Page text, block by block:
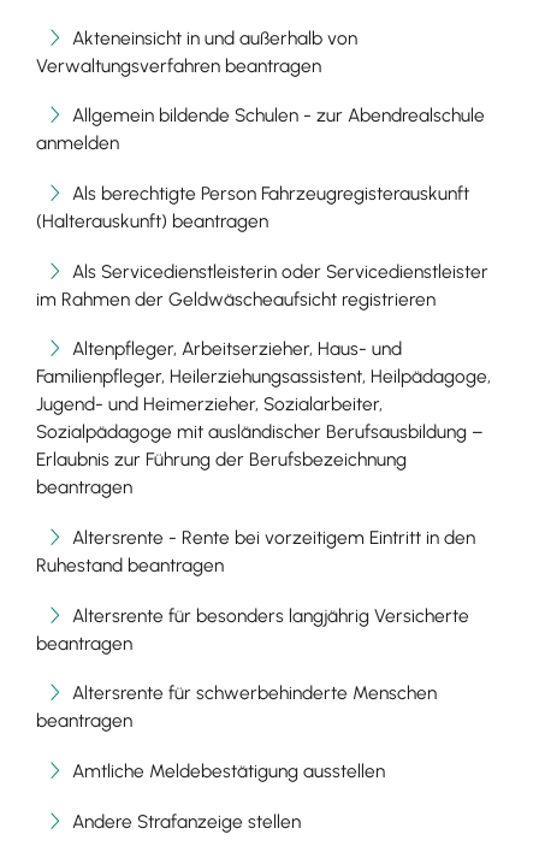
Akteneinsicht in und außerhalb von
Verwaltungsverfahren beantragen
Allgemein bildende Schulen - zur Abendrealschule
anmelden
Als berechtigte Person Fahrzeugregisterauskunft
(Halterauskunft) beantragen
Als Servicedienstleisterin oder Servicedienstleister
im Rahmen der Geldwäscheaufsicht registrieren
Altenpfleger, Arbeitserzieher, Haus- und
Familienpfleger, Heilerziehungsassistent, Heilpädagoge,
Jugend- und Heimerzieher, Sozialarbeiter,
Sozialpädagoge mit ausländischer Berufsausbildung –
Erlaubnis zur Führung der Berufsbezeichnung
beantragen
Altersrente - Rente bei vorzeitigem Eintritt in den
Ruhestand beantragen
Altersrente für besonders langjährig Versicherte
beantragen
Altersrente für schwerbehinderte Menschen
beantragen
Amtliche Meldebestätigung ausstellen
Andere Strafanzeige stellen